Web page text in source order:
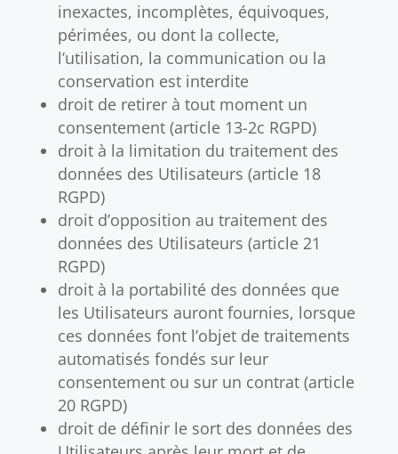
inexactes, incomplètes, équivoques,
périmées, ou dont la collecte,
l’utilisation, la communication ou la
conservation est interdite
droit de retirer à tout moment un
consentement (article 13-2c RGPD)
droit à la limitation du traitement des
données des Utilisateurs (article 18
RGPD)
droit d’opposition au traitement des
données des Utilisateurs (article 21
RGPD)
droit à la portabilité des données que
les Utilisateurs auront fournies, lorsque
ces données font l’objet de traitements
automatisés fondés sur leur
consentement ou sur un contrat (article
20 RGPD)
droit de définir le sort des données des